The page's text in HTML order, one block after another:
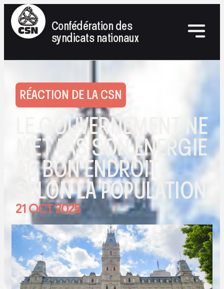
Confédération des
syndicats nationaux
RÉACTION DE LA CSN
LE GOUVERNEMENT NE
MET PAS SON ÉNERGIE
AU BON ENDROIT
SELON LA POPULATION
21 OCT 2025